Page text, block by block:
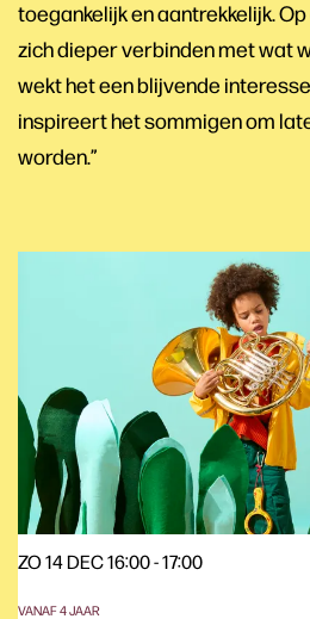
toegankelijk en aantrekkelijk.
zich dieper verbinden met wat
wekt het een blijvende
inspireert het sommigen om
worden.”
VANAF 4 JAAR
ZO 14 DEC16:00 - 17:00